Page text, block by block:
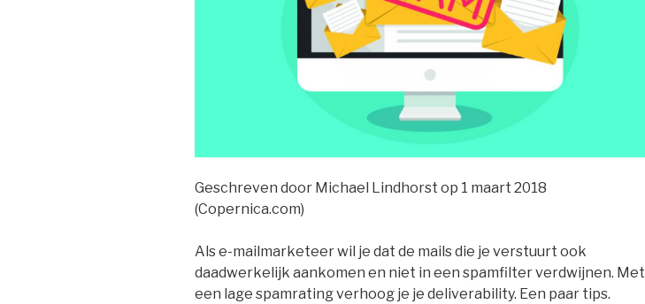
Geschreven door Michael Lindhorst op 1 maart 2018
(Copernica.com)
Als e-mailmarketeer wil je dat de mails die je verstuurt ook
daadwerkelijk aankomen en niet in een spamfilter verdwijnen. Met
een lage spamrating verhoog je je deliverability. Een paar tips.